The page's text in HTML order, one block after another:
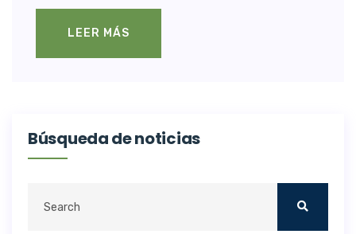
LEER MÁS
Búsqueda de noticias